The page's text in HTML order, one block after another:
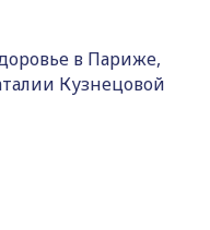
в Париже,
Кузнецовой